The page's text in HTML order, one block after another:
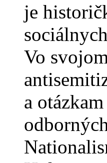
je
Vo
a